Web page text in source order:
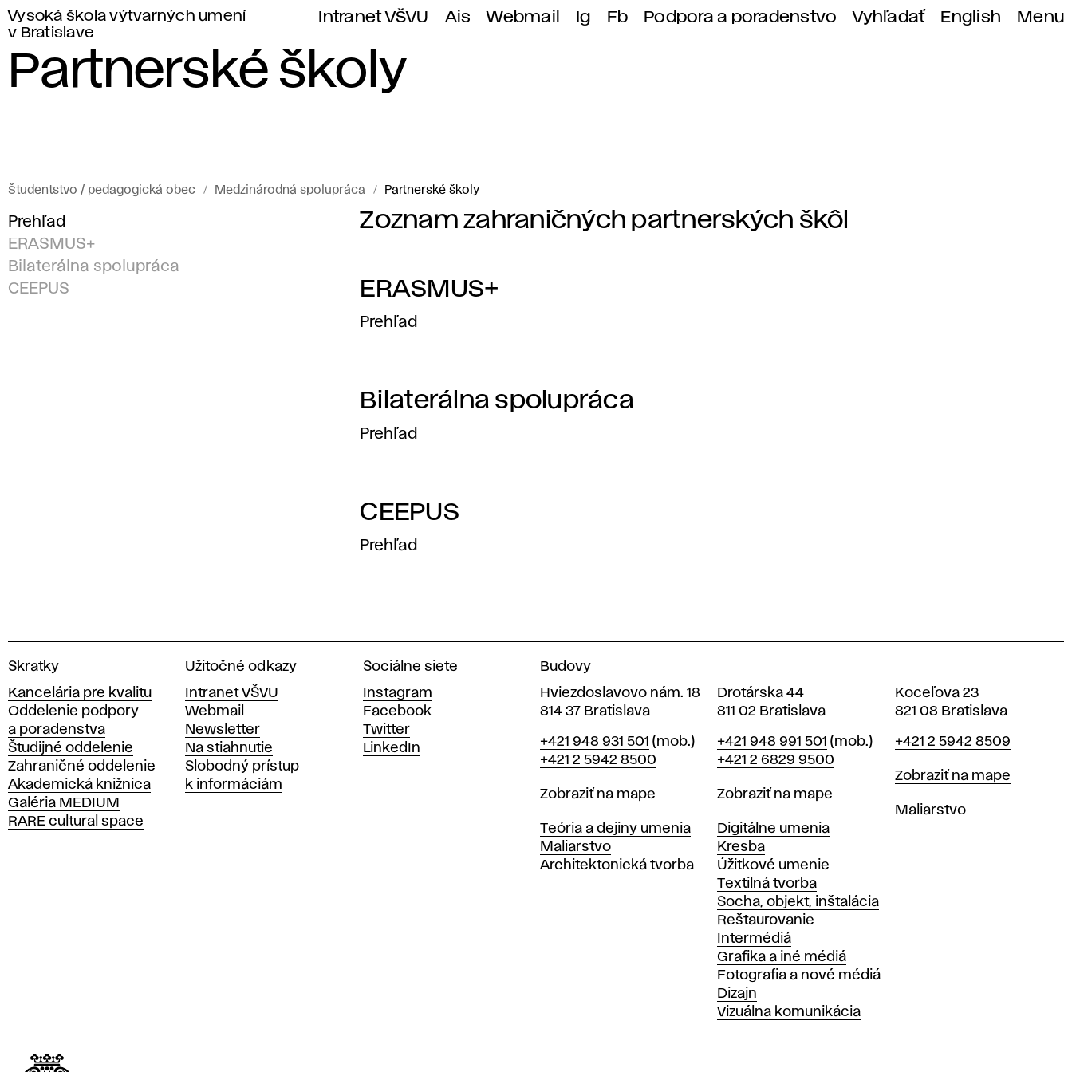
Vysoká škola výtvarných umení
v Bratislave
Intranet VŠVU Ais Webmail Ig Fb Podpora a poradenstvo Vyhľadať English Menu
Partnerské školy
Študentstvo / pedagogická obec Medzinárodná spolupráca Partnerské školy
Prehľad
ERASMUS+
Bilaterálna spolupráca
CEEPUS
P
a
r
t
n
r
é
š
k
Zoznam zahraničných partnerských škôl
ERASMUS+
Prehľad
Bilaterálna spolupráca
Prehľad
CEEPUS
Prehľad
V
s
o
k
á
š
k
o
l
Skratky
Kancelária pre kvalitu
Oddelenie podpory
a poradenstva
Študijné oddelenie
Zahraničné oddelenie
Akademická knižnica
Galéria MEDIUM
RARE cultural space
Užitočné odkazy
Intranet VŠVU
Webmail
Newsletter
Na stiahnutie
Slobodný prístup
k informáciám
Sociálne siete
Instagram
Facebook
Twitter
LinkedIn
Budovy
Hviezdoslavovo nám. 18
814 37 Bratislava
Telefón
+421 948 931 501 (mob.)
+421 2 5942 8500
Mapa
Zobraziť na mape
Katedry
Teória a dejiny umenia
Maliarstvo
Architektonická tvorba
Drotárska 44
811 02 Bratislava
Telefón
+421 948 991 501 (mob.)
+421 2 6829 9500
Mapa
Zobraziť na mape
Katedry
Digitálne umenia
Kresba
Úžitkové umenie
Textilná tvorba
Socha, objekt, inštalácia
Reštaurovanie
Intermédiá
Grafika a iné médiá
Fotografia a nové médiá
Dizajn
Vizuálna komunikácia
Koceľova 23
821 08 Bratislava
Telefón
+421 2 5942 8509
Mapa
Zobraziť na mape
Katedry
Maliarstvo